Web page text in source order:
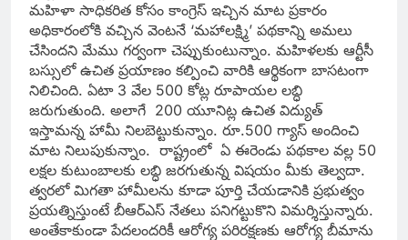
మహిళా సాధికరిత కోసం కాంగ్రెస్ ఇచ్చిన మాట ప్రకారం
అధికారంలోకి వచ్చిన వెంటనే ‘మహాలక్ష్మి’ పథకాన్ని అమలు
చేసిందని మేము గర్వంగా చెప్పుకుంటున్నాం. మహిళలకు ఆర్టీసీ
బస్సులో ఉచిత ప్రయాణం కల్పించి వారికి ఆర్థికంగా బాసటంగా
నిలిచింది. ఏటా 3 వేల 500 కోట్ల రూపాయల లబ్ధి
జరుగుతుంది. అలాగే 200 యూనిట్ల ఉచిత విద్యుత్
ఇస్తామన్న హామీ నిలబెట్టుకున్నాం. రూ.500 గ్యాస్ అందించి
మాట నిలుపుకున్నాం. రాష్ట్రంలో ఏ ఈరెండు పథకాల వల్ల 50
లక్షల కుటుంబాలకు లబ్ధి జరగుతున్న విషయం మీకు తెల్వదా.
త్వరలో మిగతా హామీలను కూడా పూర్తి చేయడానికి ప్రభుత్వం
ప్రయత్నిస్తుంటే బీఆర్ఎస్ నేతలు పనిగట్టుకొని విమర్శిస్తున్నారు.
అంతేకాకుండా పేదలందరికీ ఆరోగ్య పరిరక్షణకు ఆరోగ్య బీమాను